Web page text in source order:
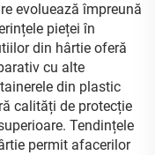
evoluează împreună
pieței în
din hârtie oferă
cu alte
din plastic
calități de protecție
Tendințele
permit afacerilor